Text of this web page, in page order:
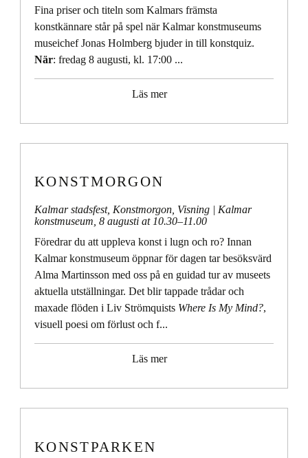
Fina priser och titeln som Kalmars främsta
konstkännare står på spel när Kalmar konstmuseums
museichef Jonas Holmberg bjuder in till konstquiz.
När: fredag 8 augusti, kl. 17:00 ...
Läs mer
KONSTMORGON
Kalmar stadsfest, Konstmorgon, Visning | Kalmar
konstmuseum, 8 augusti at 10.30–11.00
Föredrar du att uppleva konst i lugn och ro? Innan
Kalmar konstmuseum öppnar för dagen tar besöksvärd
Alma Martinsson med oss på en guidad tur av museets
aktuella utställningar. Det blir tappade trådar och
maxade flöden i Liv Strömquists Where Is My Mind?,
visuell poesi om förlust och f...
Läs mer
KONSTPARKEN